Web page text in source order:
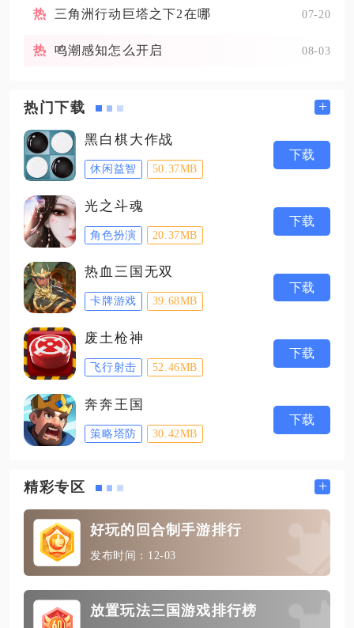
三角洲行动巨塔之下2在哪 07-20
鸣潮感知怎么开启 08-03
热门下载 +
黑白棋大作战
休闲益智 50.37MB
下载
光之斗魂
角色扮演 20.37MB
下载
热血三国无双
卡牌游戏 39.68MB
下载
废土枪神
飞行射击 52.46MB
下载
奔奔王国
策略塔防 30.42MB
下载
精彩专区 +
好玩的回合制手游排行
发布时间：12-03
放置玩法三国游戏排行榜